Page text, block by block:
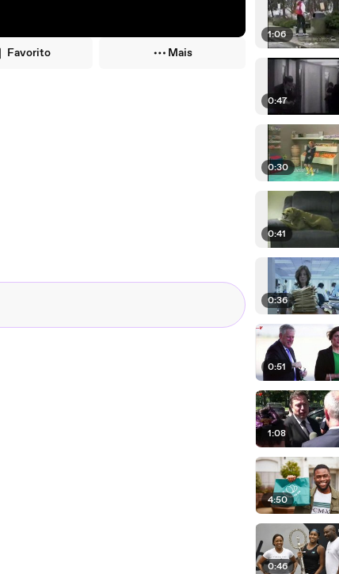
Favorito Mais
1:06
0:47
0:30
0:41
0:36
0:51
1:08
4:50
0:46